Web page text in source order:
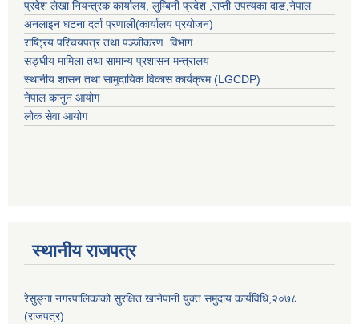
प्रदेश लेखा नियन्त्रक कार्यालय, लुम्बिनी प्रदेश ,राप्ती उपत्यका दाङ,नेपाल
अनलाइन घटना दर्ता प्रणाली(कार्यालय प्रयोजन)
राष्ट्रिय परिचयपत्र तथा पञ्जीकरण विभाग
सङ्घीय मामिला तथा सामान्य प्रशासन मन्त्रालय
स्थानीय शासन तथा सामुदायिक विकास कार्यक्रम (LGCDP)
नेपाल कानुन आयोग
लोक सेवा आयोग
स्थानीय राजपत्र
रेसुङ्गा नगरपालिकाको सुरक्षित खानेपानी युक्त समुदाय कार्यविधि,२०७८
(राजपत्र)